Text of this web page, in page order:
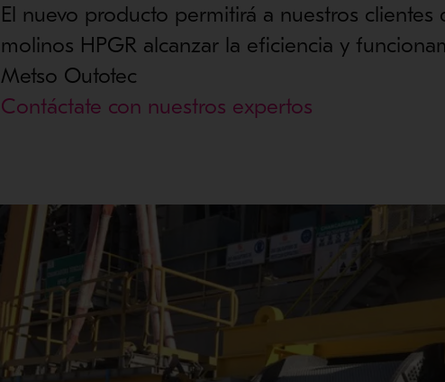
El nuevo producto permitirá a nuestros clientes
molinos HPGR alcanzar la eficiencia y
Metso Outotec
Contáctate con nuestros expertos